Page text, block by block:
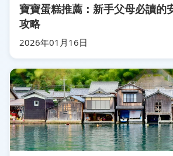
寶寶蛋糕推薦：新手父母必讀的
攻略
2026年01月16日